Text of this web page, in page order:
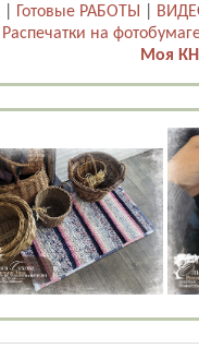
Готовые РАБОТЫ
Распечатки на
Моя